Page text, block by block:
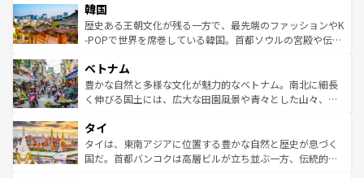
ワイを、存分に味わってほしい。 なお、新着のハワイ情報
はコンテンツ一覧を参照してほしい。
いる。アクティビティも充実しており、サーフィンやダイ
ビング、ハイキングなど、アウトドア好きにはたまらな
い。オーストラリアの多彩な魅力を存分に味わいつくそ
参照してほしい。
ン）、静ひつな山岳地帯である台湾東部など、都市の喧騒
と山間の静けさが共存しており、訪れる人に新しい発見と
驚きをもたらしてくれる。また、奥深い台湾の食文化も魅
容にもいいと評判のスイーツなど、バラエティ豊かな料理
が味わえる。 なお、新着の台湾情報は コンテンツ一覧を参
照してほしい。
韓国
歴史ある王朝文化が残る一方で、最先端のファッションやK
-POPで世界を席巻している韓国。首都ソウルの宮殿や伝統
き、地方に足を延ばせば四季折々の自然美を楽しむことが
できる。そして、キムチや焼肉、絶品のストリートフード
まで、さまざまな韓国料理が待っている。夜には、韓国な
リティに包まれながら、韓国の多彩な魅力を心ゆくまで味
わってみてほしい。 なお、新着の韓国情報はコンテンツ一
覧を参照してほしい。
ベトナム
豊かな自然と多様な文化が魅力的なベトナム。南北に細長
く伸びる国土には、広大な田園風景や青々とした山々、世
急速な発展と共に伝統が息づく。ハノイの古い町並みやホ
ーチミン市のフランス統治時代の建物も、独特の雰囲気を
醸し出している。また、バラエティの豊かさとおいしさで
タイ
タイは、東南アジアに位置する豊かな自然と歴史が息づく
国だ。首都バンコクは高層ビルが立ち並ぶ一方、伝統的な